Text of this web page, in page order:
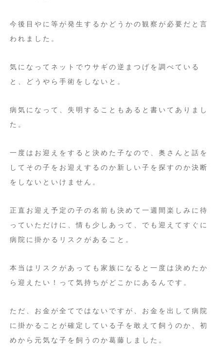
今後目やに等が発生するかどうかの観察が必要だと言
われました。
気になってネットでウサギの逆まつげを調べている
と、どうやら手術をしないと。
病気になって、失明することもあると書いてありまし
た。
一度はお迎えをすると決めた子なので、奥さんと話を
してその子をお迎えするのか新しい子を探すのか決断
をしないといけません。
正直お迎え予定の子の名前も決めて一週間楽しみに待
っていただけに、情も少しあって、でも迎えてすぐに
病院に掛かるリスクがあること。
本当はリスクがあっても家族になると一度は決めたか
ら迎えたい！って気持ちがどこかにあるんです。
ただ、お金が全てではないですが、お金を出して病院
に掛かることが確定している子を敢えて飼うのか、初
めから元気な子を飼うのか葛藤しました。